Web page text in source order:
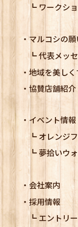
ワークシ
マルコシの願
代表メッ
地域を美し
協賛店舗紹
イベント情報
オレンジ
夢拾いウ
会社案内
採用情報
エントリ